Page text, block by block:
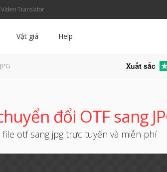
Video Translator
Vật giá Help
Xuất sắc
đổi OTF sang
file otf sang jpg trực tuyến và miễn phí